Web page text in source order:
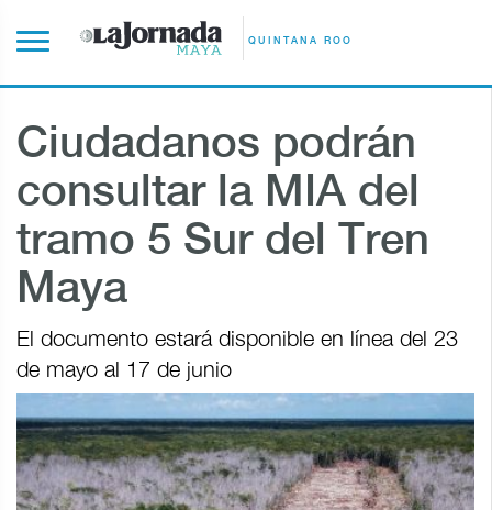
QUINTANA ROO
Ciudadanos podrán
consultar la MIA del
tramo 5 Sur del Tren
Maya
El documento estará disponible en línea del 23
de mayo al 17 de junio